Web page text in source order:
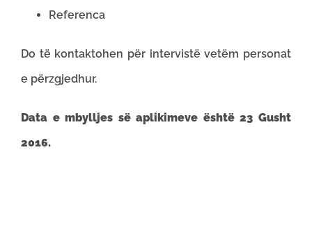
Referenca
Do të kontaktohen për intervistë vetëm personat
e përzgjedhur.
Data e mbylljes së aplikimeve është 23 Gusht
2016.